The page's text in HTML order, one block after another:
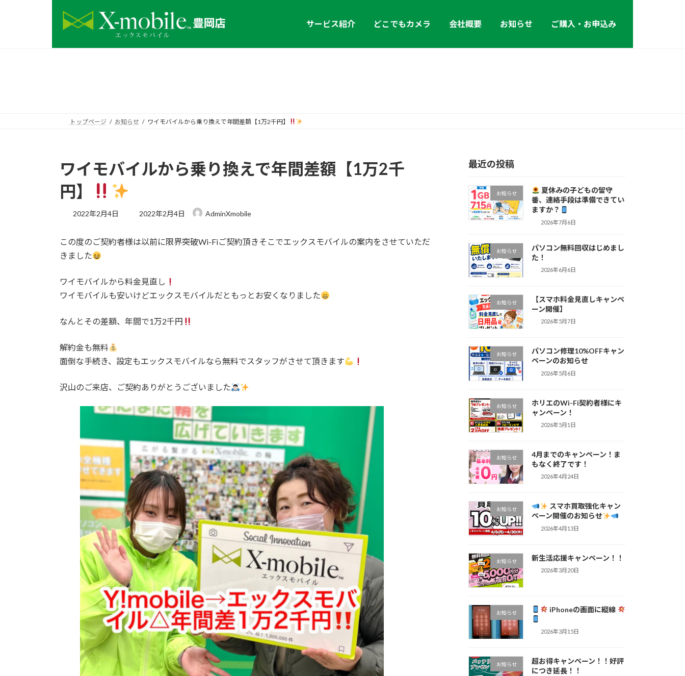
サービス紹介 どこでもカメラ 会社概要 お知らせ ご購入・お申込み
トップページ お知らせ ワイモバイルから乗り換えで年間差額【1万2千円】
ワイモバイルから乗り換えで年間差額【1万2千
円】
2022年2月4日
最
新
2022年2月4日 AdminXmobile
この度のご契約者様は以前に限界突破Wi-Fiご契約頂きそこでエックスモバイルの案内をさせていただ
きました
ワイモバイルから料金見直し
ワイモバイルも安いけどエックスモバイルだともっとお安くなりました
なんとその差額、年間で1万2千円
解約金も無料
面倒な手続き、設定もエックスモバイルなら無料でスタッフがさせて頂きます
沢山のご来店、ご契約ありがとうございました
最近の投稿
お知らせ
夏休みの子どもの留守
番、連絡手段は準備できてい
ますか？
2026年7月6日
お知らせ
パソコン無料回収はじめまし
た！
2026年6月6日
お知らせ
【スマホ料金見直しキャンペ
ーン開催】
2026年5月7日
お知らせ
パソコン修理10%OFFキャン
ペーンのお知らせ
2026年5月6日
お知らせ
ホリエのWi-Fi契約者様にキ
ャンペーン！
2026年5月1日
お知らせ
4月までのキャンペーン！ま
もなく終了です！
2026年4月24日
お知らせ
スマホ買取強化キャン
ペーン開催のお知らせ
2026年4月13日
お知らせ 新生活応援キャンペーン！！
2026年3月20日
お知らせ iPhoneの画面に縦線
2026年3月15日
お知らせ
超お得キャンペーン！！好評
につき延長！！